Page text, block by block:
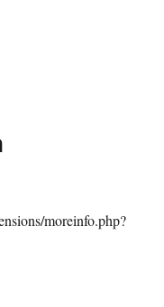
moreinfo.php?